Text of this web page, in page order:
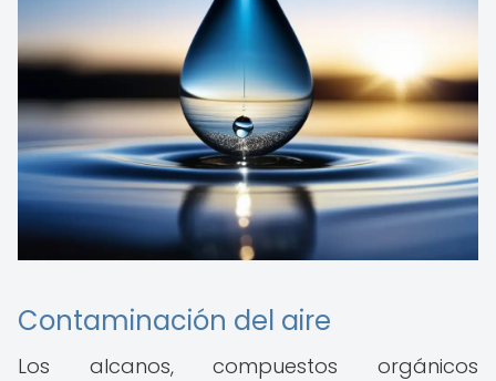
Contaminación del aire
Los alcanos, compuestos orgánicos